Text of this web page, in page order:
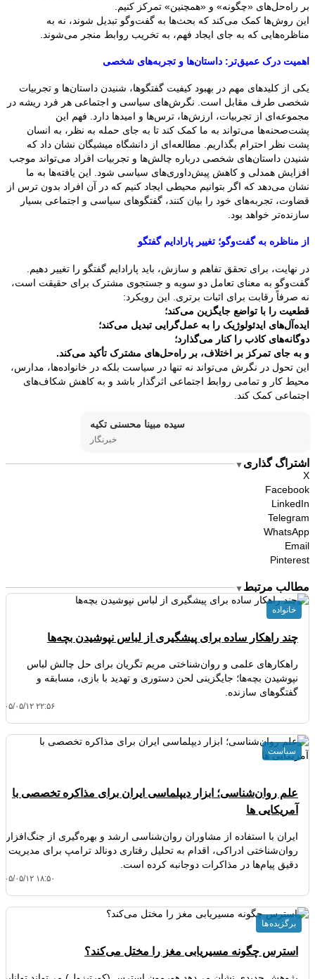
بر راه‌حل‌های «چگونه» و «همچنین» تمرکز کنیم.
این روش‌ها کمک می‌کند که بحث‌ها به گفت‌وگو تبدیل شوند، نه به
مناظره‌هایی که به جای ایجاد فهم، به تخریب روابط منجر می‌شوند.
اهمیت درک عمیق‌تر: داستان‌ها و تجربه‌های شخصی
یکی از کلیدهای مهم در بهبود کیفیت گفتگوها، شنیدن داستان‌ها و تجربیات
شخصی طرف مقابل است. نگرش‌های سیاسی و اجتماعی هر فرد ریشه در
مجموعه‌ای از تجربیات، ارزش‌ها، ترس‌ها و امیدها دارد. فهم این
پشت‌صحنه‌ها می‌تواند به ما کمک کند تا به جای حمله به نظر، به انسان
پشت نظر احترام بگذاریم. مطالعه‌ای از دانشگاه میشیگان نشان داد که
شنیدن داستان‌های شخصی درباره چالش‌ها و تجربیات افراد می‌تواند موجب
افزایش همدلی و کاهش پیش‌داوری‌های سیاسی شود. این یافته‌ها به ما
نشان می‌دهد که اگر بتوانیم محیطی ایجاد کنیم که در آن افراد بدون ترس از
قضاوت، تجربه‌های خود را بیان کنند، گفتگوهای سیاسی و اجتماعی بسیار
سازنده‌تر خواهد بود.
از مناظره به گفت‌وگو؛ تغییر پارادایم گفتگو
در نهایت، برای تحقق تفاهم و سازش، باید پارادایم گفتگو را تغییر دهیم.
گفت‌وگو به معنای تعامل دو سویه و جستجوی مشترک برای حقیقت است،
نه صرفاً رقابت برای اثبات برتری. این رویکرد:
قطعیت را با تواضع جایگزین می‌کند؛
ایده‌آل‌های ایدئولوژیک را به عمل‌گرایی تبدیل می‌کند؛
دوگانه‌های کاذب را کنار می‌گذارد؛
و به جای تمرکز بر اختلاف، بر راه‌حل‌های مشترک تأکید می‌کند.
این تحول در نگرش می‌تواند نه تنها در سیاست بلکه در خانواده‌ها، مدارس،
محیط کار و تمامی روابط اجتماعی اثرگذار باشد و به کاهش شکاف‌های
اجتماعی کمک کند.
سیده مبینا محسنی تکیه
خبرنگار
اشتراگ گذاری ▼
X
Facebook
LinkedIn
Telegram
WhatsApp
Email
Pinterest
مطالب مرتبط ▼
چند راهکار ساده برای پیشگیری از لباس نپوشیدن بچه‌ها
راهکارهای علمی و روان‌شناختی مریم تگریان برای حل چالش لباس
نپوشیدن بچه‌ها؛ جایگزینی لحن دستوری و تهدید با بازی، مسابقه و
گفتگوهای سازنده.
۱۴۰۵/۰۵/۱۲
خانواده
علم روان‌شناسی؛ ابزار دیپلماسی ایران برای مذاکره تخصصی با
آمریکایی ها
ایران با استفاده از مشاوران روان‌شناسی ارشد و بهره‌گیری از جنگ‌افزار
روان‌شناختی ادراکی، اقدام به تحلیل رفتاری دونالد ترامپ برای مدیریت
دقیق پیام‌ها در مذاکرات دوجانبه کرده است.
۱۴۰۵/۰۵/۱۲
سیاست
استرس چگونه مسیریابی مغز را مختل می‌کند؟
برگزیده ها